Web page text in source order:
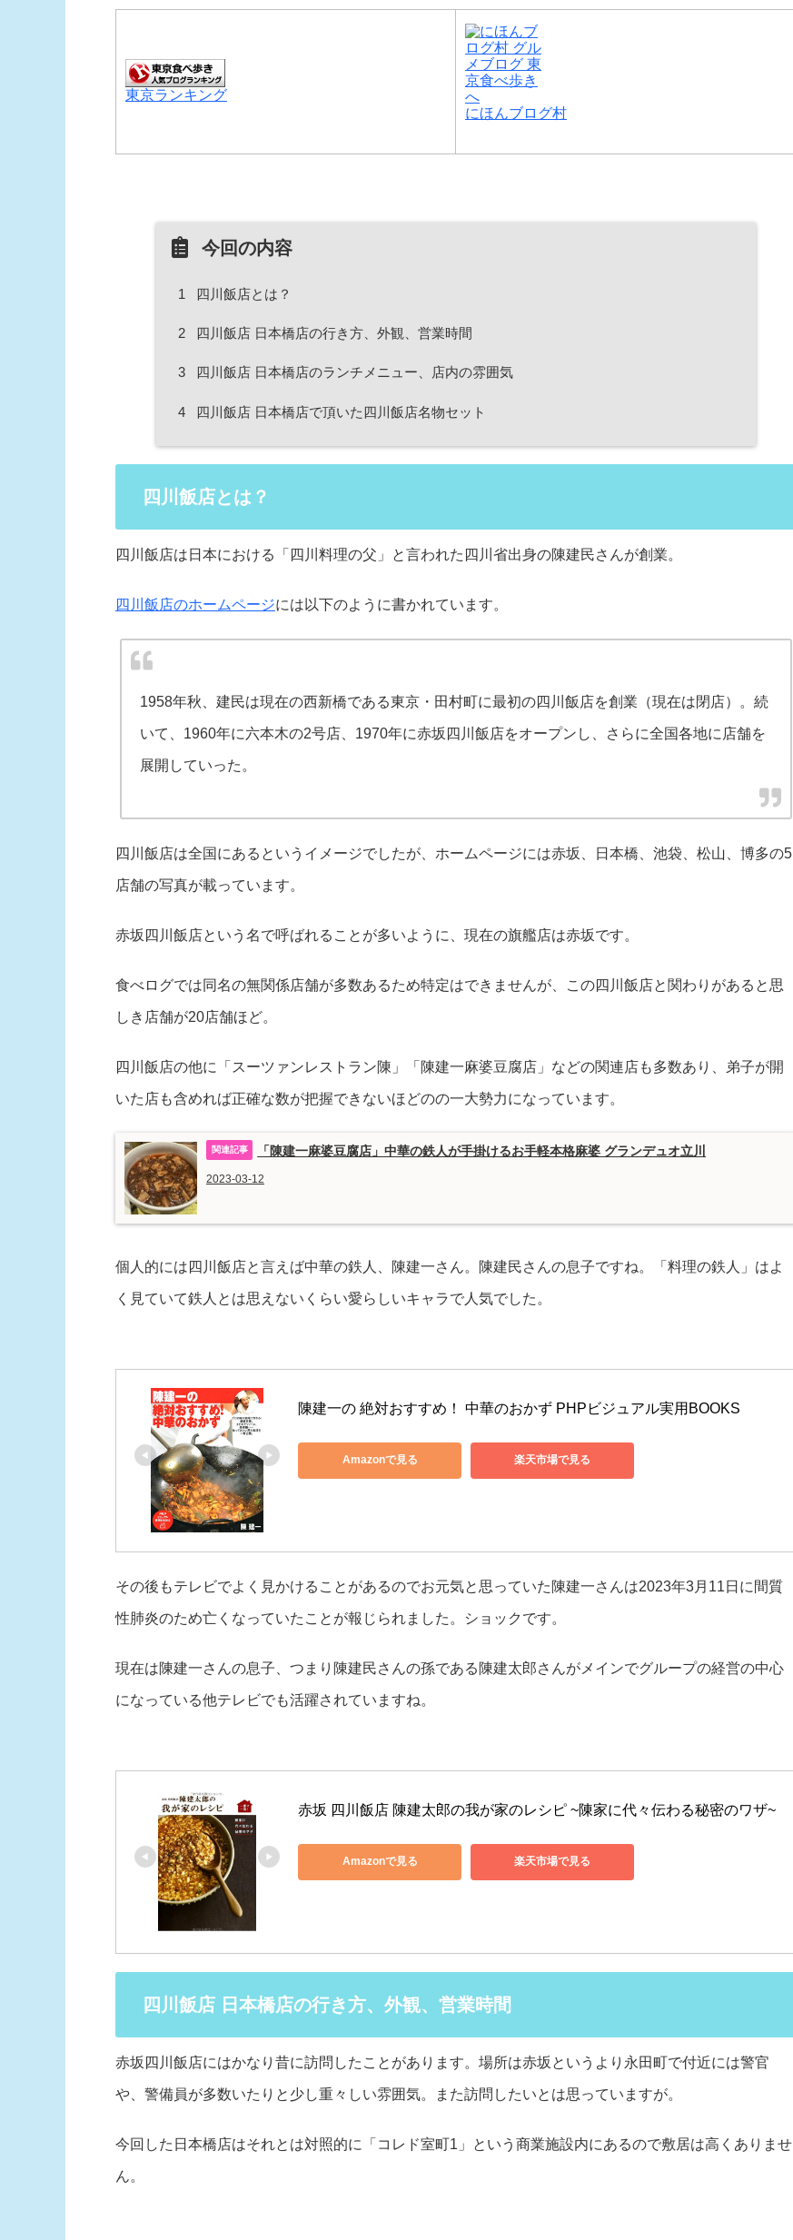
東京ランキング
にほんブログ村
今回の内容
1 四川飯店とは？
2 四川飯店 日本橋店の行き方、外観、営業時間
3 四川飯店 日本橋店のランチメニュー、店内の雰囲気
4 四川飯店 日本橋店で頂いた四川飯店名物セット
四川飯店とは？
四川飯店は日本における「四川料理の父」と言われた四川省出身の陳建民さんが創業。
四川飯店のホームページには以下のように書かれています。
1958年秋、建民は現在の西新橋である東京・田村町に最初の四川飯店を創業（現在は閉店）。続
いて、1960年に六本木の2号店、1970年に赤坂四川飯店をオープンし、さらに全国各地に店舗を
展開していった。
四川飯店は全国にあるというイメージでしたが、ホームページには赤坂、日本橋、池袋、松山、博多の5
店舗の写真が載っています。
赤坂四川飯店という名で呼ばれることが多いように、現在の旗艦店は赤坂です。
食べログでは同名の無関係店舗が多数あるため特定はできませんが、この四川飯店と関わりがあると思
しき店舗が20店舗ほど。
四川飯店の他に「スーツァンレストラン陳」「陳建一麻婆豆腐店」などの関連店も多数あり、弟子が開
いた店も含めれば正確な数が把握できないほどのの一大勢力になっています。
「陳建一麻婆豆腐店」中華の鉄人が手掛けるお手軽本格麻婆 グランデュオ立川
2023-03-12
個人的には四川飯店と言えば中華の鉄人、陳建一さん。陳建民さんの息子ですね。「料理の鉄人」はよ
く見ていて鉄人とは思えないくらい愛らしいキャラで人気でした。
陳建一の 絶対おすすめ！ 中華のおかず PHPビジュアル実用BOOKS
Amazonで見る 楽天市場で見る
その後もテレビでよく見かけることがあるのでお元気と思っていた陳建一さんは2023年3月11日に間質
性肺炎のため亡くなっていたことが報じられました。ショックです。
現在は陳建一さんの息子、つまり陳建民さんの孫である陳建太郎さんがメインでグループの経営の中心
になっている他テレビでも活躍されていますね。
赤坂 四川飯店 陳建太郎の我が家のレシピ ~陳家に代々伝わる秘密のワザ~
Amazonで見る 楽天市場で見る
四川飯店 日本橋店の行き方、外観、営業時間
赤坂四川飯店にはかなり昔に訪問したことがあります。場所は赤坂というより永田町で付近には警官
や、警備員が多数いたりと少し重々しい雰囲気。また訪問したいとは思っていますが。
今回した日本橋店はそれとは対照的に「コレド室町1」という商業施設内にあるので敷居は高くありませ
ん。